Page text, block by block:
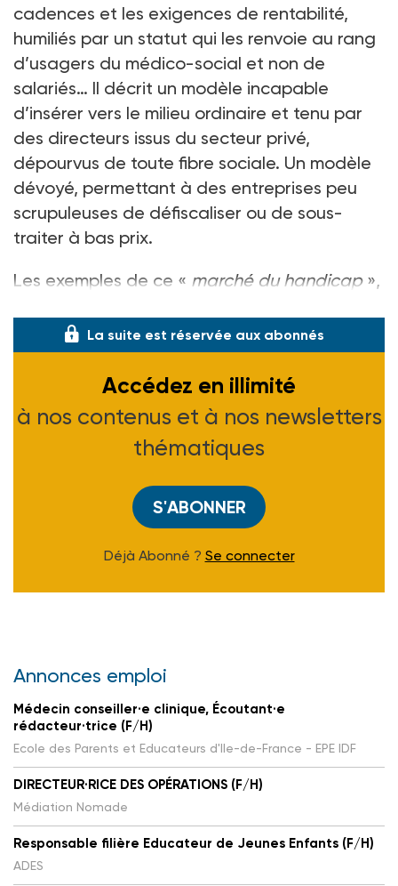
cadences et les exigences de rentabilité,
humiliés par un statut qui les renvoie au rang
d’usagers du médico-social et non de
salariés… Il décrit un modèle incapable
d’insérer vers le milieu ordinaire et tenu par
des directeurs issus du secteur privé,
dépourvus de toute fibre sociale. Un modèle
dévoyé, permettant à des entreprises peu
scrupuleuses de défiscaliser ou de sous-
traiter à bas prix.
Les exemples de ce « marché du handicap»,
La suite est réservée aux abonnés
Accédez en illimité
à nos contenus et à nos newsletters
thématiques
S'ABONNER
Déjà Abonné ? Se connecter
Annonces emploi
Médecin conseiller·e clinique, Écoutant·e
rédacteur·trice (F/H)
Ecole des Parents et Educateurs d'Ile-de-France - EPE IDF
DIRECTEUR·RICE DES OPÉRATIONS (F/H)
Médiation Nomade
Responsable filière Educateur de Jeunes Enfants (F/H)
ADES